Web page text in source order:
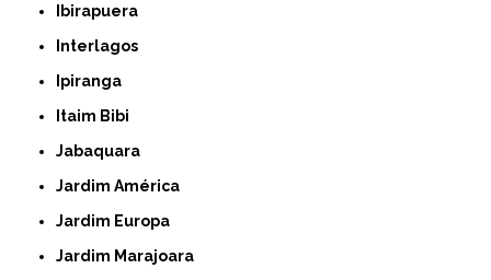
Ibirapuera
Interlagos
Ipiranga
Itaim Bibi
Jabaquara
Jardim América
Jardim Europa
Jardim Marajoara